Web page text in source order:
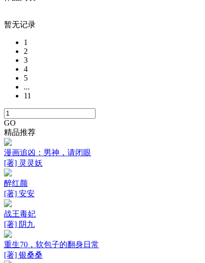
暂无记录
1
2
3
4
5
...
11
GO
精品推荐
漫画追凶：男神，请闭眼
[著] 灵灵妖
醉红颜
[著] 安安
战王毒妃
[著] 阴九
重生70，软包子的翻身日常
[著] 银桑桑